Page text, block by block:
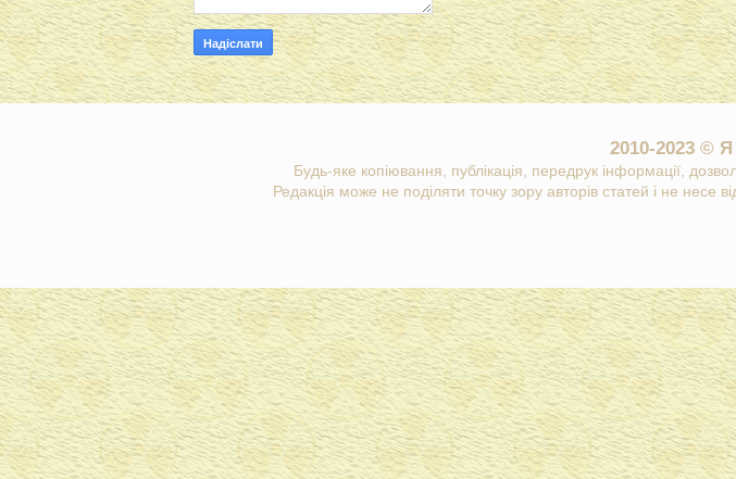
2010-2023 ©
Будь-яке копіювання, публікація, передрук інформації,
Редакція може не поділяти точку зору авторів статей і не несе